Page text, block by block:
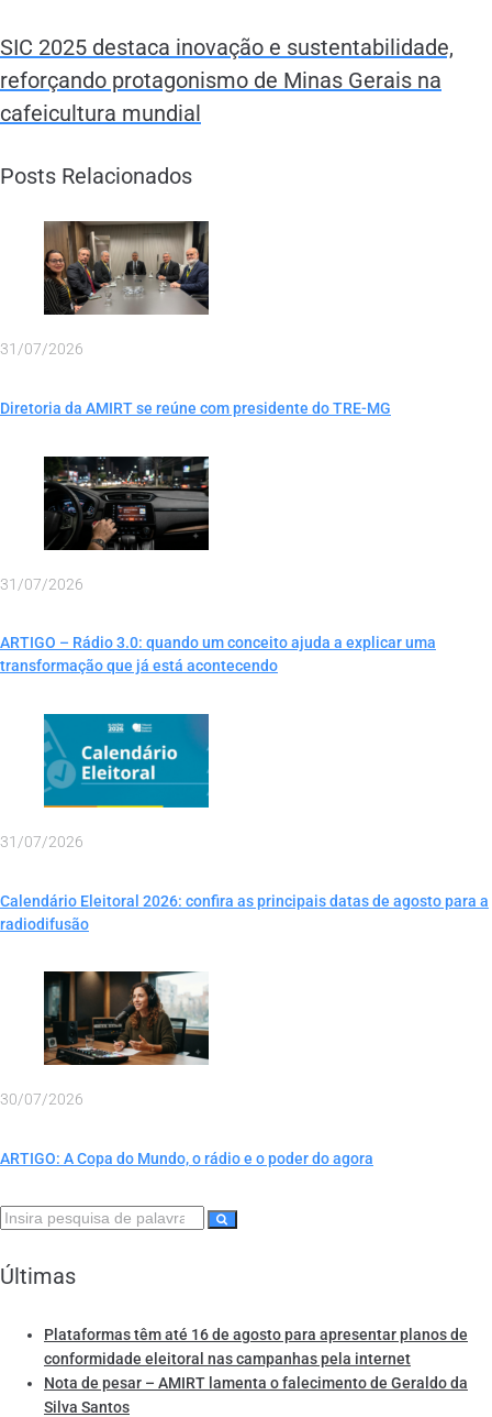
SIC 2025 destaca inovação e sustentabilidade,
reforçando protagonismo de Minas Gerais na
cafeicultura mundial
Posts Relacionados
31/07/2026
Diretoria da AMIRT se reúne com presidente do TRE-MG
31/07/2026
ARTIGO – Rádio 3.0: quando um conceito ajuda a explicar uma
transformação que já está acontecendo
31/07/2026
Calendário Eleitoral 2026: confira as principais datas de agosto para a
radiodifusão
30/07/2026
ARTIGO: A Copa do Mundo, o rádio e o poder do agora
Últimas
Plataformas têm até 16 de agosto para apresentar planos de
conformidade eleitoral nas campanhas pela internet
Nota de pesar – AMIRT lamenta o falecimento de Geraldo da
Silva Santos